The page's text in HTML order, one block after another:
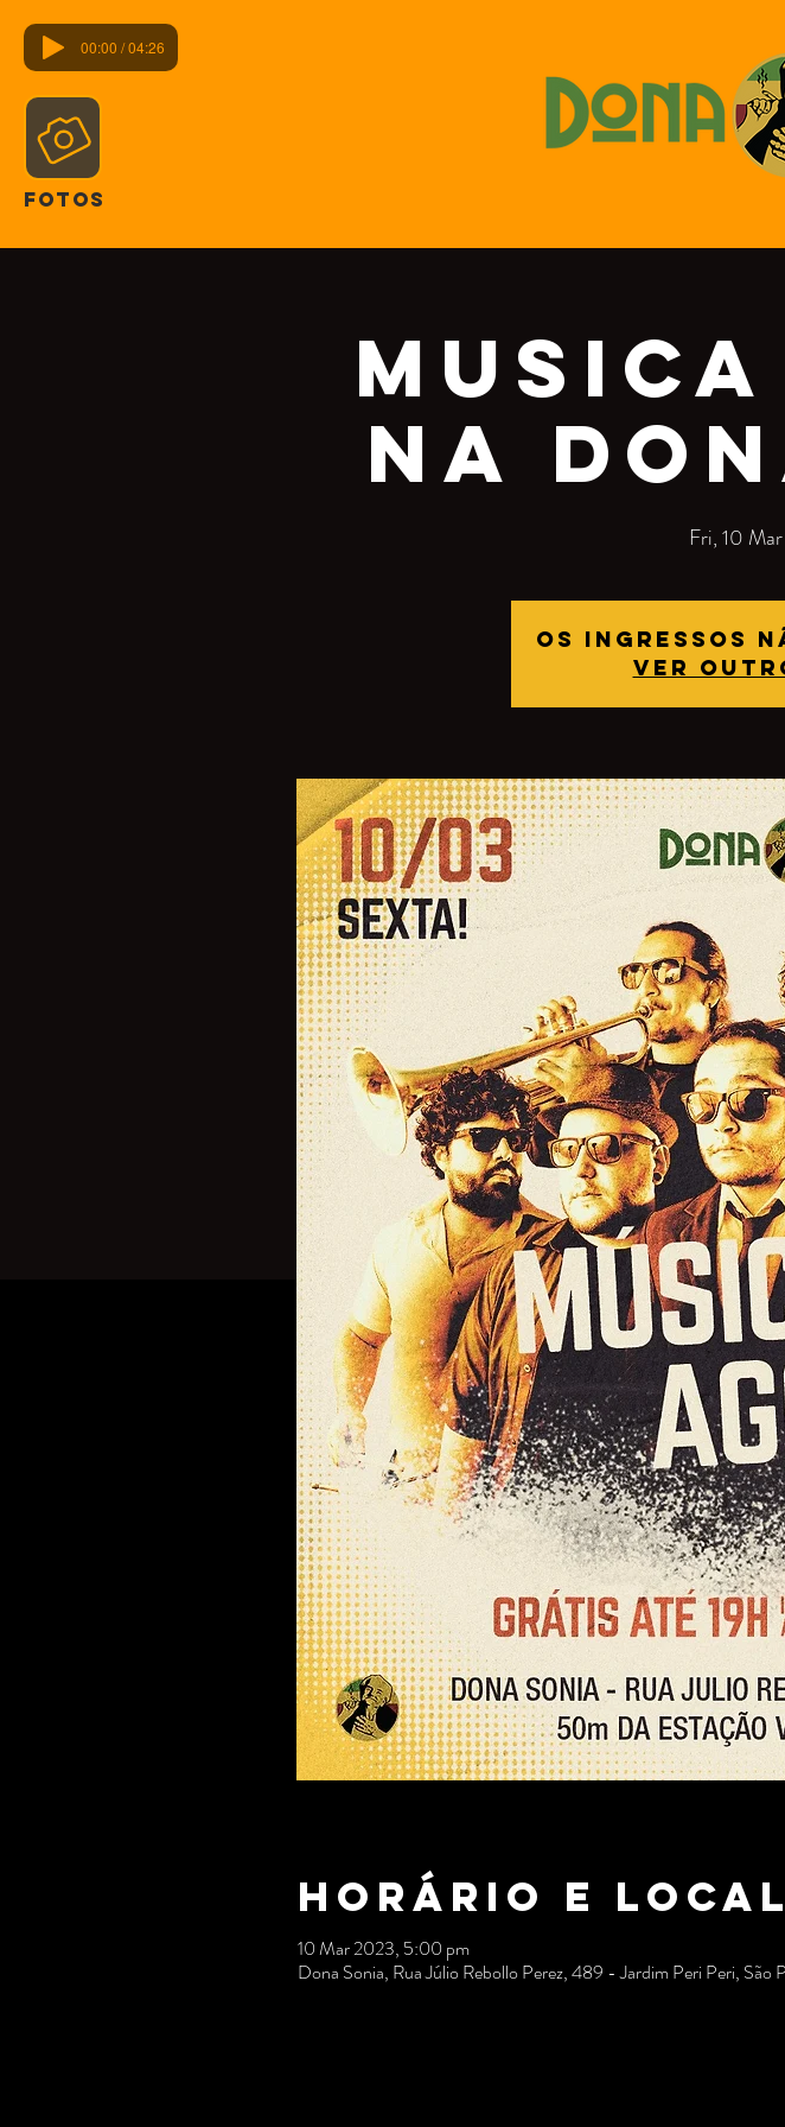
00:00 / 04:26
FOTOS
na
Fri, 10 Mar
Os ingressos
Ver
Horário e local
10 Mar 2023, 5:00 pm
Dona Sonia, Rua Júlio Rebollo Perez, 489 - Jardim Peri Peri,